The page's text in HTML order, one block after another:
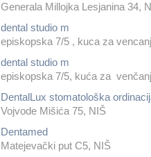
Generala Millojka Lesjanina 34,
dental studio m
episkopska 7/5 , kuca za
dental studio m
episkopska 7/5, kuća za
DentalLux stomatološka
Vojvode Mišića 75, NIŠ
Dentamed
Matejevački put C5, NIŠ